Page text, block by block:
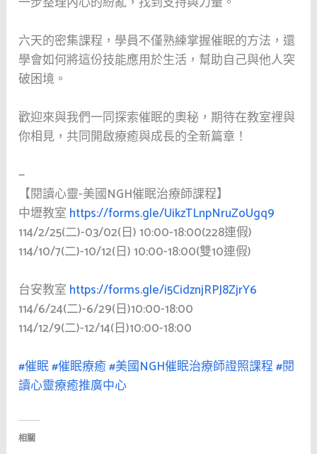
六天的密集課程，學員不僅熟練掌握催眠的方法，還
學會如何將這份技能應用於生活，幫助自己與他人突
破困境。
歡迎來與我們一同探索催眠的奧秘，期待在教室裡與
你相見，共同開啟療癒與成長的全新篇章！
—
【閱讀心靈-美國NGH催眠治療師課程】
中壢教室 https://forms.gle/UikzTLnpNruZoUgq9
114/2/25(二)-03/02(日) 10:00-18:00(228連假)
114/10/7(二)-10/12(日) 10:00-18:00(雙10連假)
台安教室 https://forms.gle/i5CidznjRPJ8ZjrY6
114/6/24(二)-6/29(日)10:00-18:00
114/12/9(二)-12/14(日)10:00-18:00
#催眠#催眠療癒#美國NGH催眠治療師證照課程#閱
讀心靈療癒推廣中心
相關